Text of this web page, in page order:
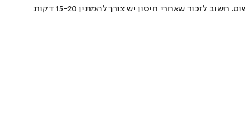
עוד סיפרה "החיסונים יינתנו במרפאות שבהן כניסות נפרדות או בחללים נפרדים במרפאות. לחיסון ב'דרייב אין' יש יתרונות וחסרונות ודעתנו זה לא כל כך פשוט. חשוב לזכור שאחרי חיסון יש צורך להמתין 15-20 דקות